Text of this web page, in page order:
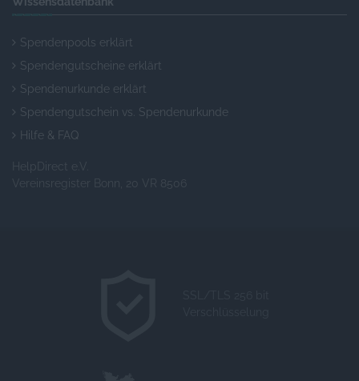
Spendenpools erklärt
Spendengutscheine erklärt
Spendenurkunde erklärt
Spendengutschein vs. Spendenurkunde
Hilfe & FAQ
HelpDirect e.V.
Vereinsregister Bonn, 20 VR 8506